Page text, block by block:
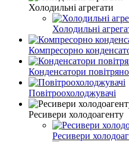
Холодильні агрегати
Холодильні
Компресорно
Конденсатори
Повітроохолоджувачі
Ресивери холодоагенту
Ресивери